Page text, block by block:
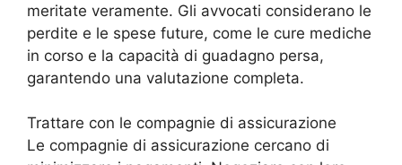
meritate veramente. Gli avvocati considerano le
perdite e le spese future, come le cure mediche
in corso e la capacità di guadagno persa,
garantendo una valutazione completa.
Trattare con le compagnie di assicurazione
Le compagnie di assicurazione cercano di